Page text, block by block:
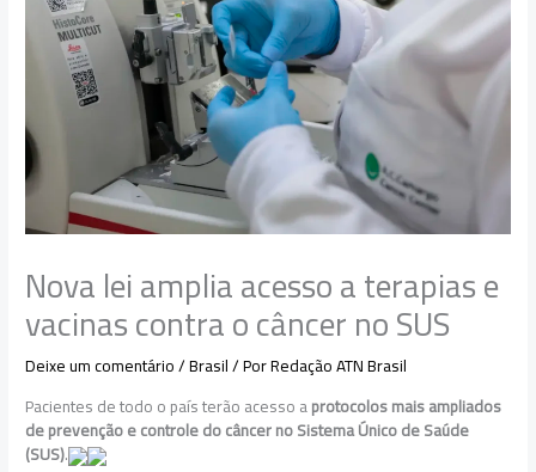
Nova lei amplia acesso a terapias e
vacinas contra o câncer no SUS
Deixe um comentário/Brasil/ PorRedação ATN Brasil
Pacientes de todo o país terão acesso aprotocolos mais ampliados
de prevenção e controle do câncer no Sistema Único de Saúde
(SUS).